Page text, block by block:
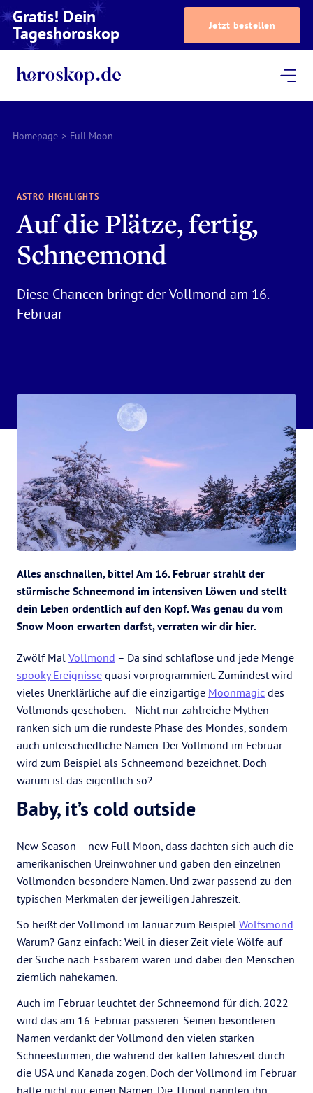
Gratis! Dein
Tageshoroskop Jetzt bestellen
Homepage > Full Moon
ASTRO-HIGHLIGHTS
Auf die Plätze, fertig,
Schneemond
Diese Chancen bringt der Vollmond am 16.
Februar
Alles anschnallen, bitte! Am 16. Februar strahlt der
stürmische Schneemond im intensiven Löwen und stellt
dein Leben ordentlich auf den Kopf. Was genau du vom
Snow Moon erwarten darfst, verraten wir dir hier.
Zwölf Mal Vollmond – Da sind schlaflose und jede Menge
spooky Ereignisse quasi vorprogrammiert. Zumindest wird
vieles Unerklärliche auf die einzigartige Moonmagic des
Vollmonds geschoben. –Nicht nur zahlreiche Mythen
ranken sich um die rundeste Phase des Mondes, sondern
auch unterschiedliche Namen. Der Vollmond im Februar
wird zum Beispiel als Schneemond bezeichnet. Doch
warum ist das eigentlich so?
Baby, it’s cold outside
New Season – new Full Moon, dass dachten sich auch die
amerikanischen Ureinwohner und gaben den einzelnen
Vollmonden besondere Namen. Und zwar passend zu den
typischen Merkmalen der jeweiligen Jahreszeit.
So heißt der Vollmond im Januar zum Beispiel Wolfsmond.
Warum? Ganz einfach: Weil in dieser Zeit viele Wölfe auf
der Suche nach Essbarem waren und dabei den Menschen
ziemlich nahekamen.
Auch im Februar leuchtet der Schneemond für dich. 2022
wird das am 16. Februar passieren. Seinen besonderen
Namen verdankt der Vollmond den vielen starken
Schneestürmen, die während der kalten Jahreszeit durch
die USA und Kanada zogen. Doch der Vollmond im Februar
hatte nicht nur einen Namen. Die Tlingit nannten ihn